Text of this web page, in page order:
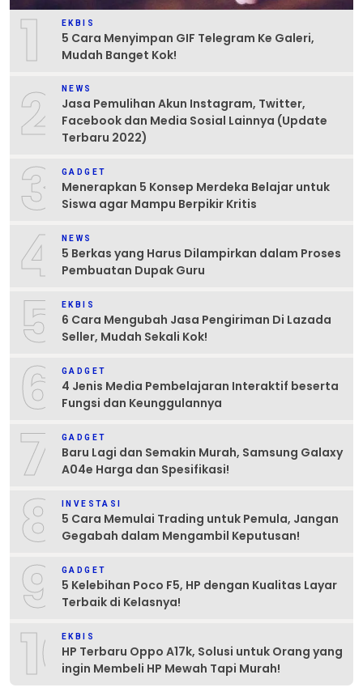
1 EKBIS
5 Cara Menyimpan GIF Telegram Ke Galeri,
Mudah Banget Kok!
2 NEWS
Jasa Pemulihan Akun Instagram, Twitter,
Facebook dan Media Sosial Lainnya (Update
Terbaru 2022)
3 GADGET
Menerapkan 5 Konsep Merdeka Belajar untuk
Siswa agar Mampu Berpikir Kritis
4 NEWS
5 Berkas yang Harus Dilampirkan dalam Proses
Pembuatan Dupak Guru
5 EKBIS
6 Cara Mengubah Jasa Pengiriman Di Lazada
Seller, Mudah Sekali Kok!
6 GADGET
4 Jenis Media Pembelajaran Interaktif beserta
Fungsi dan Keunggulannya
7 GADGET
Baru Lagi dan Semakin Murah, Samsung Galaxy
A04e Harga dan Spesifikasi!
8 INVESTASI
5 Cara Memulai Trading untuk Pemula, Jangan
Gegabah dalam Mengambil Keputusan!
9 GADGET
5 Kelebihan Poco F5, HP dengan Kualitas Layar
Terbaik di Kelasnya!
10EKBIS
HP Terbaru Oppo A17k, Solusi untuk Orang yang
ingin Membeli HP Mewah Tapi Murah!